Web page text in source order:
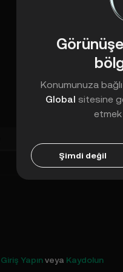
Giriş Yapınveya Kaydolun
Konumunuza
Global sitesine
Şimdi değil